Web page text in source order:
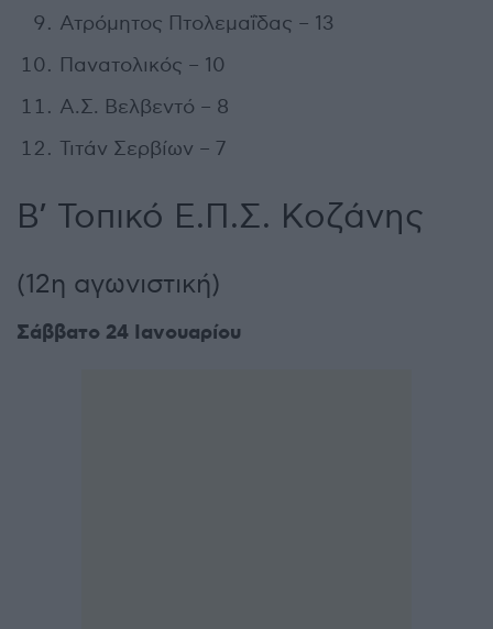
Ατρόμητος Πτολεμαΐδας – 13
Πανατολικός – 10
Α.Σ. Βελβεντό – 8
Τιτάν Σερβίων – 7
Β’ Τοπικό Ε.Π.Σ. Κοζάνης
(12η αγωνιστική)
Σάββατο 24 Ιανουαρίου